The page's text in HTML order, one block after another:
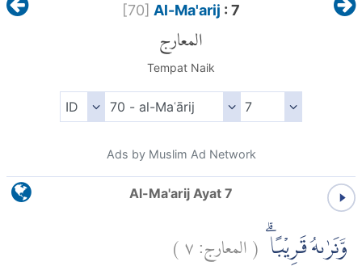
[70] Al-Ma'arij : 7
المعارج
Tempat Naik
Ads by Muslim Ad Network
Al-Ma'arij Ayat 7
وَّنَرٰىهُ قَرِيْبًاۗ (المعارج:٧)